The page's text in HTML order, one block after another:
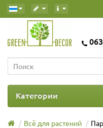
Категории
Всё для растений